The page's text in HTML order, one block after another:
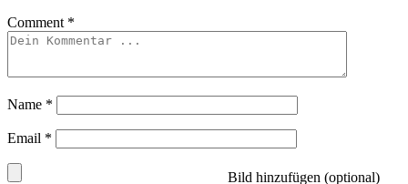
Comment *
Name *
Email *
Bild hinzufügen (optional)